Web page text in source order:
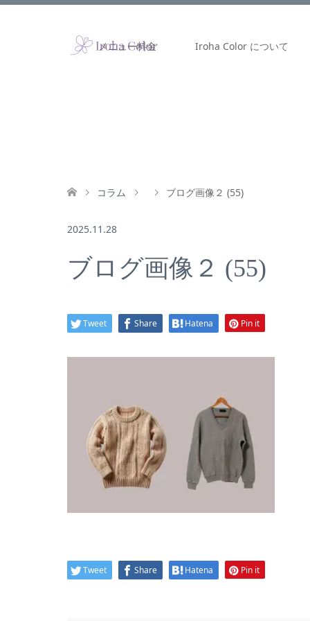
メニュー料金 Iroha Color について
コラム ブログ画像２ (55)
2025.11.28
ブログ画像２ (55)
Tweet Share Hatena Pin it
Tweet Share Hatena Pin it